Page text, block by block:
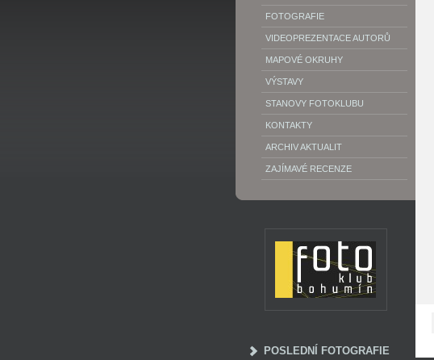
FOTOGRAFIE
VIDEOPREZENTACE AUTORŮ
MAPOVÉ OKRUHY
VÝSTAVY
STANOVY FOTOKLUBU
KONTAKTY
ARCHIV AKTUALIT
ZAJÍMAVÉ RECENZE
POSLEDNÍ FOTOGRAFIE